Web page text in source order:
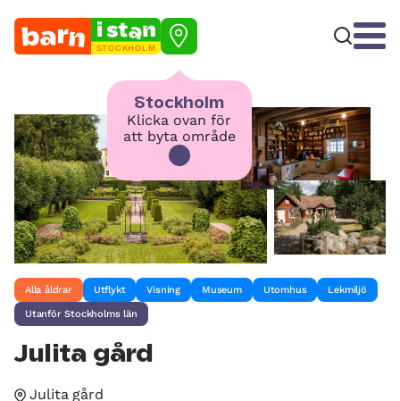
STOCKHOLM
Stockholm
Klicka ovan för
att byta område
Alla åldrar Utflykt Visning Museum Utomhus Lekmiljö
Utanför Stockholms län
Julita gård
Julita gård